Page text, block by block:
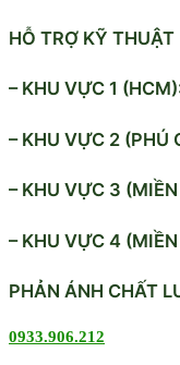
HỖ TRỢ KỸ THUẬT
– KHU VỰC 1
– KHU VỰC 2 (PHÚ
– KHU VỰC 3
– KHU VỰC 4
PHẢN ÁNH CHẤT
0933.906.212